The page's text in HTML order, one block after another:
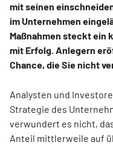
mit seinen
im Unternehmen
Maßnahmen steckt ein
mit Erfolg. Anlegern
Chance, die Sie nicht
Analysten und
Strategie des
verwundert es nicht,
Anteil mittlerweile auf